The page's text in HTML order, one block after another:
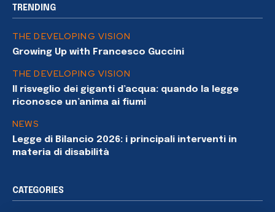
TRENDING
THE DEVELOPING VISION
Growing Up with Francesco Guccini
THE DEVELOPING VISION
Il risveglio dei giganti d’acqua: quando la legge
riconosce un’anima ai fiumi
NEWS
Legge di Bilancio 2026: i principali interventi in
materia di disabilità
CATEGORIES